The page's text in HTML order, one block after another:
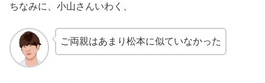
ちなみに、小山さんいわく、
ご両親はあまり松本に似ていなかった